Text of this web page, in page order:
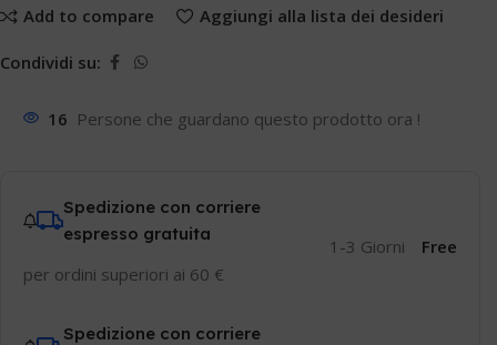
Add to compare Aggiungi alla lista dei desideri
Condividi su:
16 Persone che guardano questo prodotto ora !
Spedizione con corriere
espresso gratuita
per ordini superiori ai 60 €
1-3 Giorni Free
Spedizione con corriere